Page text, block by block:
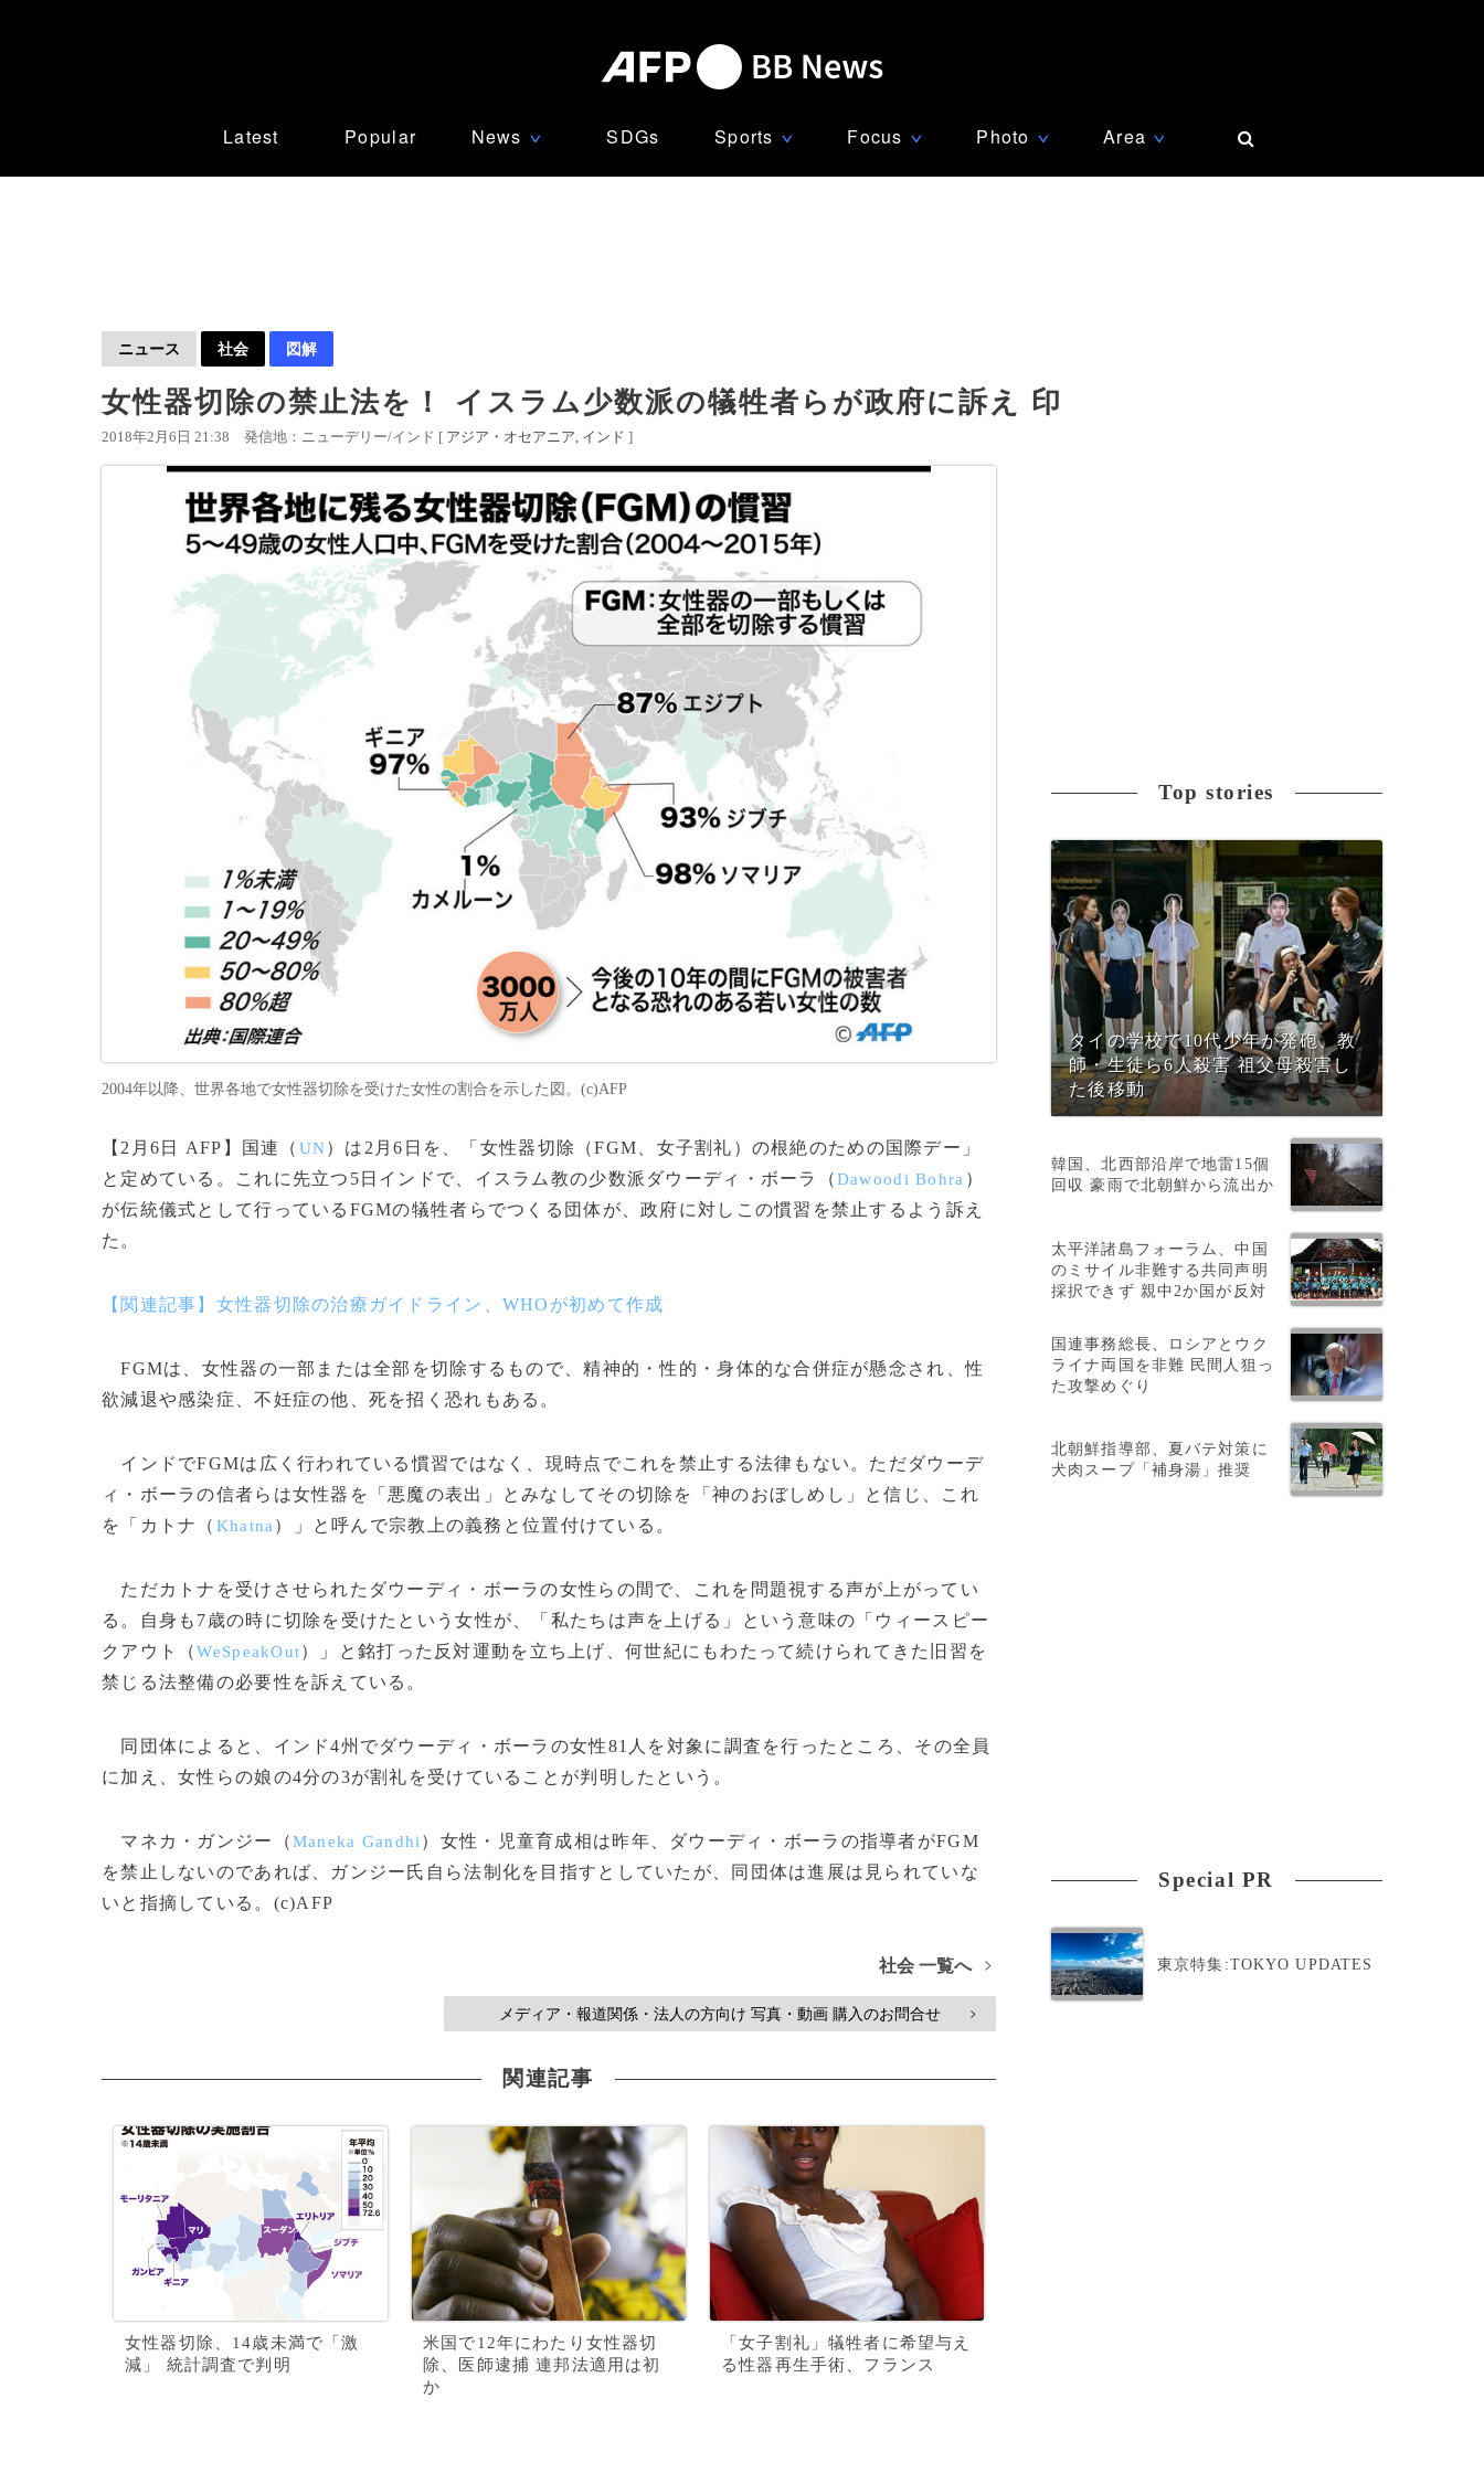
Latest Popular News ∨ SDGs Sports ∨ Focus ∨ Photo ∨ Area ∨
ニュース 社会 図解
女性器切除の禁止法を！ イスラム少数派の犠牲者らが政府に訴え 印
2018年2月6日 21:38 発信地：ニューデリー/インド [ アジア・オセアニア インド ]
2004年以降、世界各地で女性器切除を受けた女性の割合を示した図。(c)AFP
【2月6日 AFP】国連（ UN）は2月6日を、「女性器切除（FGM、女子割礼）の根絶のための国際デー」
と定めている。これに先立つ5日インドで、イスラム教の少数派ダウーディ・ボーラ（Dawoodi Bohra ）
が伝統儀式として行っているFGMの犠牲者らでつくる団体が、政府に対しこの慣習を禁止するよう訴え
た。
【関連記事】女性器切除の治療ガイドライン、WHOが初めて作成
FGMは、女性器の一部または全部を切除するもので、精神的・性的・身体的な合併症が懸念され、性
欲減退や感染症、不妊症の他、死を招く恐れもある。
インドでFGMは広く行われている慣習ではなく、現時点でこれを禁止する法律もない。ただダウーデ
ィ・ボーラの信者らは女性器を「悪魔の表出」とみなしてその切除を「神のおぼしめし」と信じ、これ
を「カトナ（ Khatna ）」と呼んで宗教上の義務と位置付けている。
ただカトナを受けさせられたダウーディ・ボーラの女性らの間で、これを問題視する声が上がってい
る。自身も7歳の時に切除を受けたという女性が、「私たちは声を上げる」という意味の「ウィースピー
クアウト（WeSpeakOut）」と銘打った反対運動を立ち上げ、何世紀にもわたって続けられてきた旧習を
禁じる法整備の必要性を訴えている。
同団体によると、インド4州でダウーディ・ボーラの女性81人を対象に調査を行ったところ、その全員
に加え、女性らの娘の4分の3が割礼を受けていることが判明したという。
マネカ・ガンジー（Maneka Gandhi ）女性・児童育成相は昨年、ダウーディ・ボーラの指導者がFGM
を禁止しないのであれば、ガンジー氏自ら法制化を目指すとしていたが、同団体は進展は見られていな
いと指摘している。(c)AFP
社会 一覧へ >
メディア・報道関係・法人の方向け 写真・動画 購入のお問合せ >
関連記事
女性器切除、14歳未満で「激
減」 統計調査で判明
米国で12年にわたり女性器切
除、医師逮捕 連邦法適用は初
か
「女子割礼」犠牲者に希望与え
る性器再生手術、フランス
Top stories
タイの学校で10代少年が発砲、教
師・生徒ら6人殺害 祖父母殺害し
た後移動
韓国、北西部沿岸で地雷15個
回収 豪雨で北朝鮮から流出か
太平洋諸島フォーラム、中国
のミサイル非難する共同声明
採択できず 親中2か国が反対
国連事務総長、ロシアとウク
ライナ両国を非難 民間人狙っ
た攻撃めぐり
北朝鮮指導部、夏バテ対策に
犬肉スープ「補身湯」推奨
Special PR
東京特集:TOKYO UPDATES